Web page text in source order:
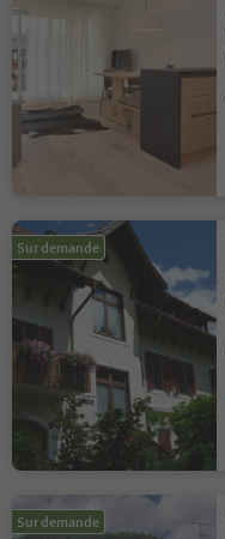
Sur demande
Sur demande